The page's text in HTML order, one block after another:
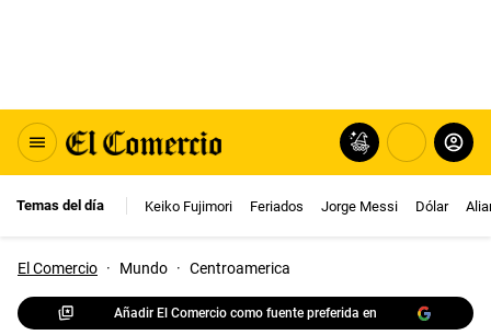
Temas del día Keiko Fujimori Feriados Jorge Messi Dólar
El Comercio · Mundo · Centroamerica
Añadir El Comercio como fuente preferida en